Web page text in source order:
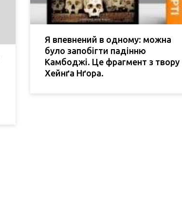
Я впевнений в одному: можна
було запобігти падінню
Камбоджі. Це фрагмент з твору
Хейнґа Нґора.